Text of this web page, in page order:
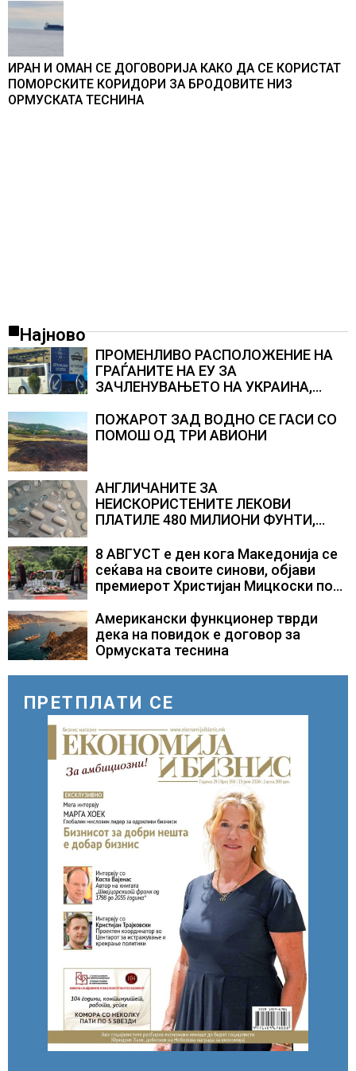
ИРАН И ОМАН СЕ ДОГОВОРИЈА КАКО ДА СЕ КОРИСТАТ
ПОМОРСКИТЕ КОРИДОРИ ЗА БРОДОВИТЕ НИЗ
ОРМУСКАТА ТЕСНИНА
Најново
ПРОМЕНЛИВО РАСПОЛОЖЕНИЕ НА
ГРАЃАНИТЕ НА ЕУ ЗА
ЗАЧЛЕНУВАЊЕТО НА УКРАИНА,
Полска, Франција и Германија
ПОЖАРОТ ЗАД ВОДНО СЕ ГАСИ СО
ПОМОШ ОД ТРИ АВИОНИ
АНГЛИЧАНИТЕ ЗА
НЕИСКОРИСТЕНИТЕ ЛЕКОВИ
ПЛАТИЛЕ 480 МИЛИОНИ ФУНТИ,
само лекови што навистина им се
потребни
8 АВГУСТ е ден кога Македонија се
сеќава на своите синови, објави
премиерот Христијан Мицкоски по
загинувањето на десетмината
прилепски бранители
Американски функционер тврди
дека на повидок е договор за
Ормуската теснина
ПРЕТПЛАТИ СЕ